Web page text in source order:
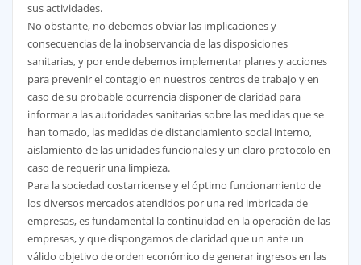
sus actividades.
No obstante, no debemos obviar las implicaciones y
consecuencias de la inobservancia de las disposiciones
sanitarias, y por ende debemos implementar planes y acciones
para prevenir el contagio en nuestros centros de trabajo y en
caso de su probable ocurrencia disponer de claridad para
informar a las autoridades sanitarias sobre las medidas que se
han tomado, las medidas de distanciamiento social interno,
aislamiento de las unidades funcionales y un claro protocolo en
caso de requerir una limpieza.
Para la sociedad costarricense y el óptimo funcionamiento de
los diversos mercados atendidos por una red imbricada de
empresas, es fundamental la continuidad en la operación de las
empresas, y que dispongamos de claridad que un ante un
válido objetivo de orden económico de generar ingresos en las